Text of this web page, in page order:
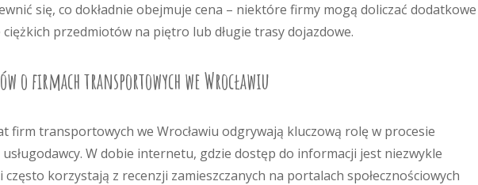
się, co dokładnie obejmuje cena – niektóre firmy mogą doliczać dodatkowe
ciężkich przedmiotów na piętro lub długie trasy dojazdowe.
o firmach transportowych we Wrocławiu
firm transportowych we Wrocławiu odgrywają kluczową rolę w procesie
W dobie internetu, gdzie dostęp do informacji jest niezwykle
często korzystają z recenzji zamieszczanych na portalach społecznościowych